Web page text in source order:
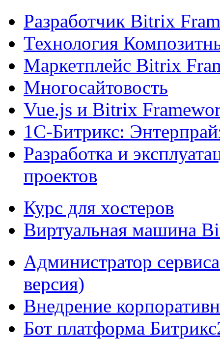
Разработчик Bitrix
Технология
Маркетплейс Bitrix
Многосайтовость
Vue.js и Bitrix
1С-Битрикс:
Разработка и
проектов
Курс для хостеров
Виртуальная машина
Администратор
версия)
Внедрение
Бот платформа